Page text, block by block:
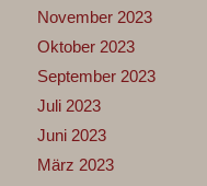
November 2023
Oktober 2023
September 2023
Juli 2023
Juni 2023
März 2023